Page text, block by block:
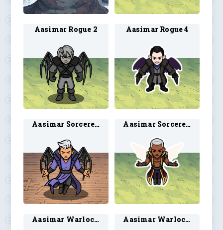
Aasimar Rogue 2 Aasimar Rogue 4
Aasimar Sorcerer 2 Aasimar Sorcerer 4
Aasimar Warlock 2 Aasimar Warlock 4